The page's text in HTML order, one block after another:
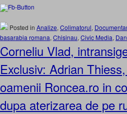
Posted in Analize, Colimatorul,
basarabia romana, Chisinau, Civic Media,
Corneliu Vlad,
Exclusiv: Adrian
oamenii Roncea.ro in
dupa aterizarea de pe